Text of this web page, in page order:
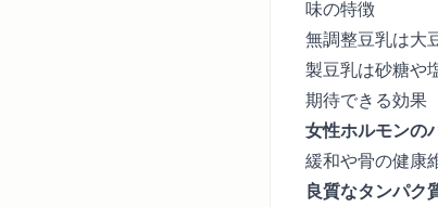
味の特徴
無調整豆乳は大
製豆乳は砂糖や
期待できる効果
女性ホルモンの
緩和や骨の健康
良質なタンパク